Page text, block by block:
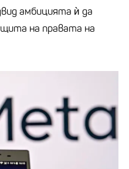
амбицията ѝ да
на правата на